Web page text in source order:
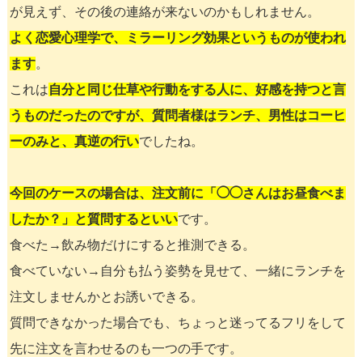
が見えず、その後の連絡が来ないのかもしれません。
よく恋愛心理学で、ミラーリング効果というものが使われ
ます。
これは自分と同じ仕草や行動をする人に、好感を持つと言
うものだったのですが、質問者様はランチ、男性はコーヒ
ーのみと、真逆の行いでしたね。
今回のケースの場合は、注文前に「◯◯さんはお昼食べま
したか？」と質問するといいです。
食べた→飲み物だけにすると推測できる。
食べていない→自分も払う姿勢を見せて、一緒にランチを
注文しませんかとお誘いできる。
質問できなかった場合でも、ちょっと迷ってるフリをして
先に注文を言わせるのも一つの手です。